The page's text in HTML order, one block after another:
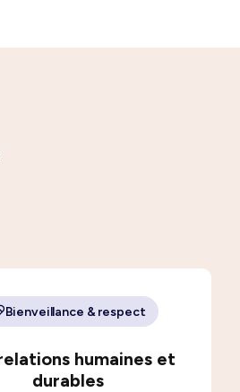
Bienveillance & respect
humaines et
durables